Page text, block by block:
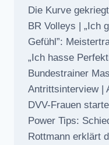
Die Kurve
BR Volleys | „Ich
Gefühl”:
„Ich hasse
Bundestrainer
Antrittsinterview |
DVV-Frauen
Power Tips:
Rottmann erklärt